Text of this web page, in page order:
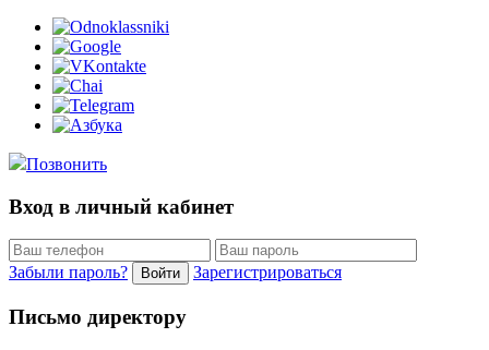
Позвонить
Вход в личный кабинет
Забыли пароль? Войти Зарегистрироваться
Письмо директору